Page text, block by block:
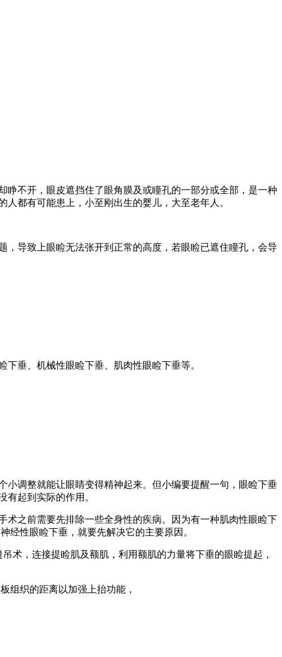
不开，眼皮遮挡住了眼角膜及或瞳孔的一部分或全部，是一种
都有可能患上，小至刚出生的婴儿，大至老年人。
导致上眼睑无法张开到正常的高度，若眼睑已遮住瞳孔，会导
垂、机械性眼睑下垂、肌肉性眼睑下垂等。
调整就能让眼睛变得精神起来。但小编要提醒一句，眼睑下垂
起到实际的作用。
之前需要先排除一些全身性的疾病。因为有一种肌肉性眼睑下
经性眼睑下垂，就要先解决它的主要原因。
术，连接提睑肌及额肌，利用额肌的力量将下垂的眼睑提起，
组织的距离以加强上抬功能，